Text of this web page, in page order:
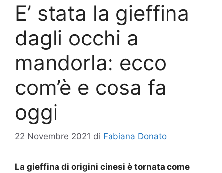
E’ stata la gieffina
dagli occhi a
mandorla: ecco
com’è e cosa fa
oggi
22 Novembre 2021 di Fabiana Donato
La gieffina di origini cinesi è tornata come